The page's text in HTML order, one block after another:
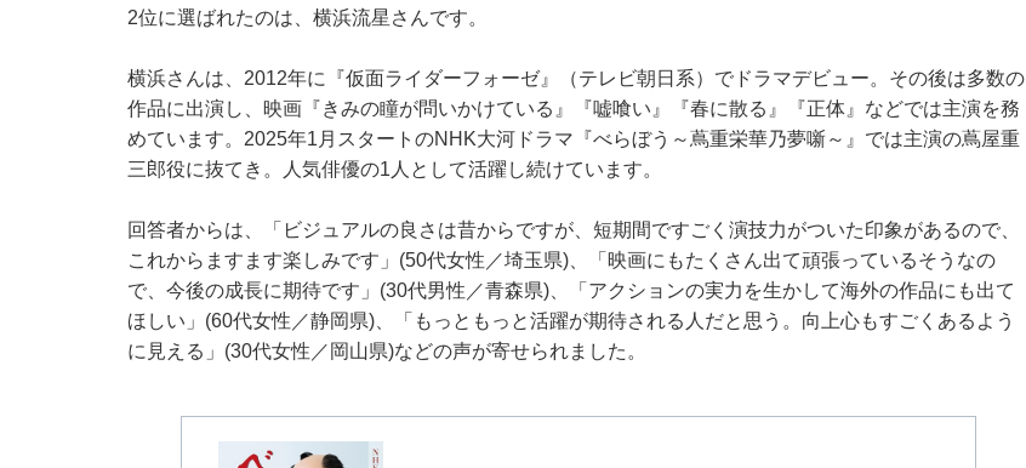
2位に選ばれたのは、横浜流星さんです。
横浜さんは、2012年に『仮面ライダーフォーゼ』（テレビ朝日系）でドラマデビュー。その後は多数の
作品に出演し、映画『きみの瞳が問いかけている』『嘘喰い』『春に散る』『正体』などでは主演を務
めています。2025年1月スタートのNHK大河ドラマ『べらぼう～蔦重栄華乃夢噺～』では主演の蔦屋重
三郎役に抜てき。人気俳優の1人として活躍し続けています。
回答者からは、「ビジュアルの良さは昔からですが、短期間ですごく演技力がついた印象があるので、
これからますます楽しみです」(50代女性／埼玉県)、「映画にもたくさん出て頑張っているそうなの
で、今後の成長に期待です」(30代男性／青森県)、「アクションの実力を生かして海外の作品にも出て
ほしい」(60代女性／静岡県)、「もっともっと活躍が期待される人だと思う。向上心もすごくあるよう
に見える」(30代女性／岡山県)などの声が寄せられました。